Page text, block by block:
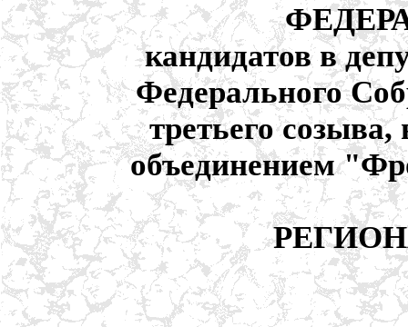
кандидатов в
Федерального
третьего
объединением